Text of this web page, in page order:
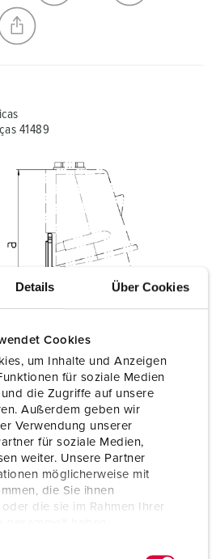
Details Über Cookies
Cookies
um Inhalte und Anzeigen
für soziale Medien
die Zugriffe auf unsere
Außerdem geben wir
Verwendung unserer
für soziale Medien,
weiter. Unsere Partner
möglicherweise mit
die Sie ihnen
die sie im Rahmen Ihrer
NOVA LISTA
41489